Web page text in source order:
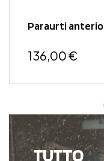
Paraurti
136,00 €
TUTTO